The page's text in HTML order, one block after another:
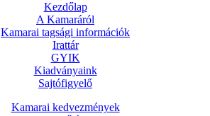
Kezdőlap
A Kamaráról
Kamarai tagsági információk
Irattár
GYIK
Kiadványaink
Sajtófigyelő
Kamarai kedvezmények